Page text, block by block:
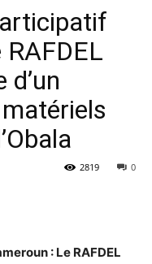
0
2819
: Le RAFDEL